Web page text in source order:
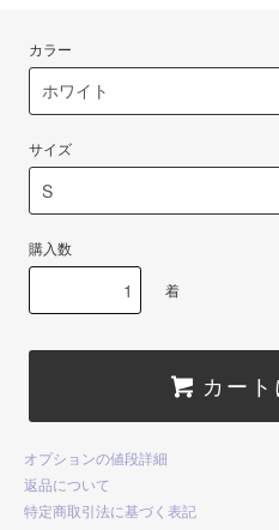
カラー
サイズ
購入数
着
カー
オプションの値段詳細
返品について
特定商取引法に基づく表記